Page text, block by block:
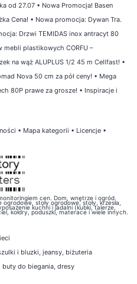
od 27.07 • Nowa Promocja! Basen
Cena! • Nowa promocja: Dywan Tra.
Drzwi TEMIDAS inox antracyt 80
mebli plastikowych CORFU –
na wąż ALUPLUS 1/2 45 m Cellfast! •
Nova 50 cm za pół ceny! • Mega
80P prawe za grosze! • Inspiracje i
• Mapa kategorii • Licencje •
cen. Dom, wnętrze i ogród.
stoły ogrodowe, stoły, krzesła,
kuchni i jadalni (kubki, talerze,
kołdry, poduszki, materace i wiele innych.
i bluzki, jeansy, biżuteria
, buty do biegania, dresy